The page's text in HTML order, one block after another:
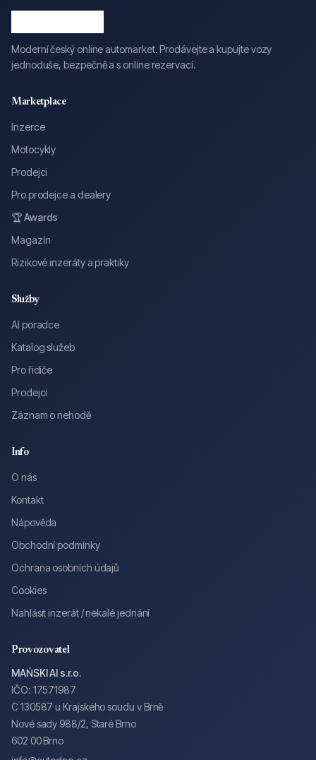
Moderní český online automarket. Prodávejte a kupujte vozy
jednoduše, bezpečně a s online rezervací.
Marketplace
Inzerce
Motocykly
Prodejci
Pro prodejce a dealery
🏆 Awards
Magazín
Rizikové inzeráty a praktiky
Služby
AI poradce
Katalog služeb
Pro řidiče
Prodejci
Záznam o nehodě
Info
O nás
Kontakt
Nápověda
Obchodní podmínky
Ochrana osobních údajů
Cookies
Nahlásit inzerát / nekalé jednání
Provozovatel
MAŃSKI AI s.r.o.
IČO: 17571987
C 130587 u Krajského soudu v Brně
Nové sady 988/2, Staré Brno
602 00 Brno